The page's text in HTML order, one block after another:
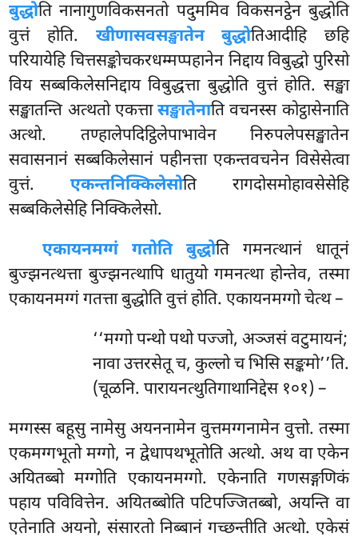
बुद्धोति नानागुणविकसनतो पदुममिव विकसनट्ठेन बुद्धोति
वुत्तं होति. खीणासवसङ्खातेन बुद्धोतिआदीहि छहि
परियायेहि चित्तसङ्कोचकरधम्मप्पहानेन निद्दाय विबुद्धो पुरिसो
विय सब्बकिलेसनिद्दाय विबुद्धत्ता बुद्धोति वुत्तं होति. सङ्खा
सङ्खातन्ति अत्थतो एकत्तासङ्खातेनाति वचनस्स कोट्ठासेनाति
अत्थो. तण्हालेपदिट्ठिलेपाभावेन निरुपलेपसङ्खातेन
सवासनानं सब्बकिलेसानं पहीनत्ता एकन्तवचनेन विसेसेत्वा
वुत्तं. एकन्तनिक्किलेसोति रागदोसमोहावसेसेहि
सब्बकिलेसेहि निक्किलेसो.
एकायनमग्गं गतोति बुद्धोति गमनत्थानं धातूनं
बुज्झनत्थत्ता बुज्झनत्थापि धातुयो गमनत्था होन्तेव, तस्मा
एकायनमग्गं गतत्ता बुद्धोति वुत्तं होति. एकायनमग्गो चेत्थ –
‘‘मग्गो पन्थो पथो पज्जो, अञ्जसं वटुमायनं;
नावा उत्तरसेतू च, कुल्लो च भिसि सङ्कमो’’ति.
(चूळनि. पारायनत्थुतिगाथानिद्देस १०१) –
मग्गस्सबहूसु नामेसु अयननामेन वुत्तमग्गनामेन वुत्तो. तस्मा
एकमग्गभूतो मग्गो, न द्वेधापथभूतोति अत्थो. अथ वा एकेन
अयितब्बो मग्गोति एकायनमग्गो. एकेनाति गणसङ्गणिकं
पहाय पविवित्तेन. अयितब्बोति पटिपज्जितब्बो, अयन्ति वा
एतेनाति अयनो, संसारतो निब्बानं गच्छन्तीति अत्थो. एकेसं